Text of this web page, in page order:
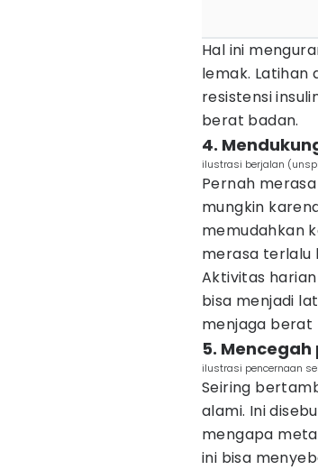
Hal ini
lemak.
resistensi
berat badan.
4.
ilustrasi berjalan
Pernah
mungkin
memudahkan
merasa terlalu
Aktivitas
bisa menjadi
menjaga berat
5.
ilustrasi pencernaan
Seiring
alami. Ini
mengapa
ini bisa